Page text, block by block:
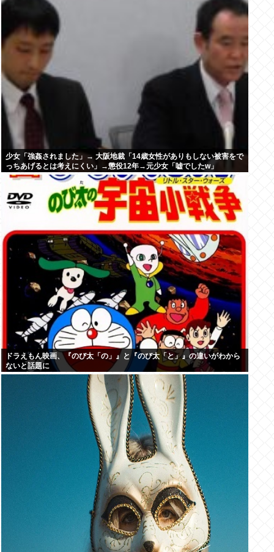
少女「強姦されました」→ 大阪地裁「14歳女性がありもしない被害をで
っちあげるとは考えにくい」→懲役12年→元少女「嘘でしたw」
ドラえもん映画、『のび太「の」』と『のび太「と」』の違いがわから
ないと話題に